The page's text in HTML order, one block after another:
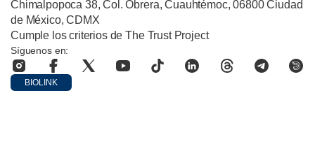
Chimalpopoca 38, Col. Obrera, Cuauhtémoc, 06800 Ciudad
de México, CDMX
Cumple los criterios de The Trust Project
Síguenos en:
BIOLINK